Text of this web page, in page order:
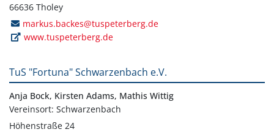
66636 Tholey
markus.backes@tuspeterberg.de
www.tuspeterberg.de
TuS "Fortuna" Schwarzenbach e.V.
Anja Bock, Kirsten Adams, Mathis Wittig
Vereinsort: Schwarzenbach
Höhenstraße 24